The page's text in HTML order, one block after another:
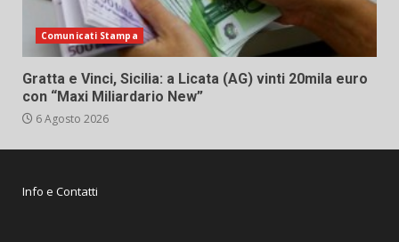
Comunicati Stampa
Gratta e Vinci, Sicilia: a Licata (AG) vinti 20mila euro
con “Maxi Miliardario New”
6 Agosto 2026
Info e Contatti